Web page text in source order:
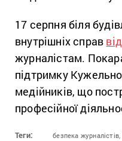
17 серпня біля
внутрішніх справ
журналістам.
підтримку
медійників, що
професійної
Теги: безпека журналістів,